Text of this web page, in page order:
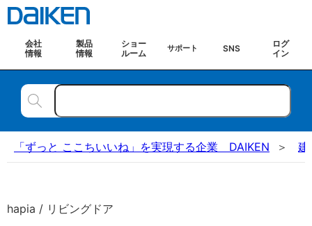
会社
情報
製品
情報
ショー
ルーム
サポート SNS
ログ
イン
「ずっと ここちいいね」を実現する企業 DAIKEN 建
hapia / リビングドア